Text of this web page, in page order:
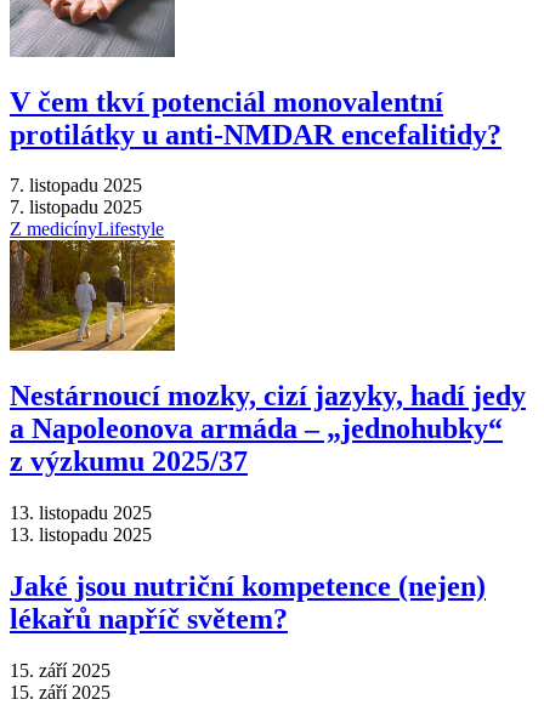
V čem tkví potenciál monovalentní
protilátky u anti-NMDAR encefalitidy?
7. listopadu 2025
7. listopadu 2025
Z medicínyLifestyle
Nestárnoucí mozky, cizí jazyky, hadí jedy
a Napoleonova armáda –⁠ „jednohubky“
z výzkumu 2025/37
13. listopadu 2025
13. listopadu 2025
Jaké jsou nutriční kompetence (nejen)
lékařů napříč světem?
15. září 2025
15. září 2025